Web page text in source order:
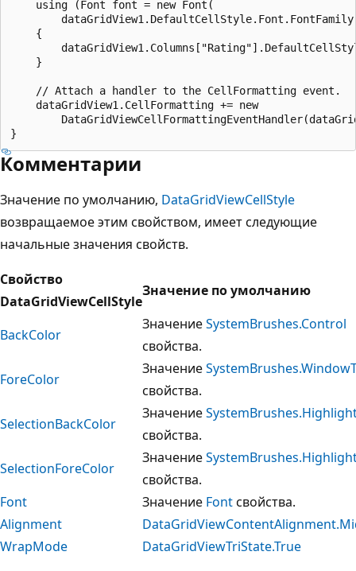
    using (Font font = new Font(
    {
    }
    // Attach a handler to the CellFormatting event.
    dataGridView1.CellFormatting += new
Комментарии
Значение по умолчанию, DataGridViewCellStyle
возвращаемое этим свойством, имеет следующие
начальные значения свойств.
Свойство
DataGridViewCellStyle
Значение по умолчанию
BackColor
ЗначениеSystemBrushes.Control
свойства.
ForeColor
Значение
свойства.
SelectionBackColor
Значение
свойства.
SelectionForeColor
Значение
свойства.
Font
Значение Fontсвойства.
Alignment
WrapMode
DataGridViewTriState.True